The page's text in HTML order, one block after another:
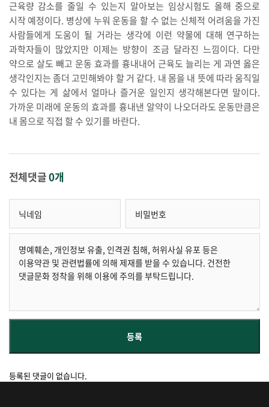
근육량 감소를 줄일 수 있는지 알아보는 임상시험도 올해 중으로
시작 예정이다. 병상에 누워 운동을 할 수 없는 신체적 어려움을 가진
사람들에게 도움이 될 거라는 생각에 이런 약물에 대해 연구하는
과학자들이 많았지만 이제는 방향이 조금 달라진 느낌이다. 다만
약으로 살도 빼고 운동 효과를 흉내내어 근육도 늘리는 게 과연 옳은
생각인지는 좀더 고민해봐야 할 거 같다. 내 몸을 내 뜻에 따라 움직일
수 있다는 게 삶에서 얼마나 즐거운 일인지 생각해본다면 말이다.
가까운 미래에 운동의 효과를 흉내낸 알약이 나오더라도 운동만큼은
내 몸으로 직접 할 수 있기를 바란다.
전체댓글0개
등록된 댓글이 없습니다.